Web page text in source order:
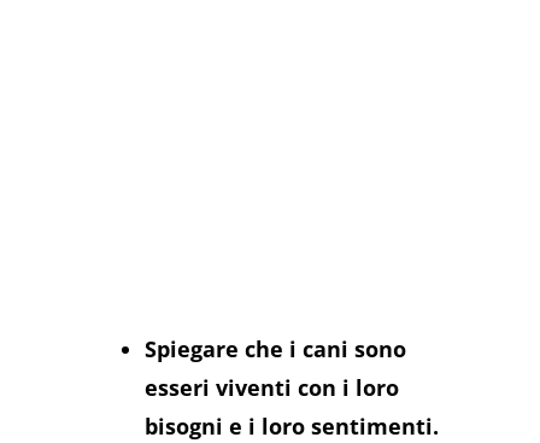
Spiegare che i cani sono
esseri viventi con i loro
bisogni e i loro sentimenti.